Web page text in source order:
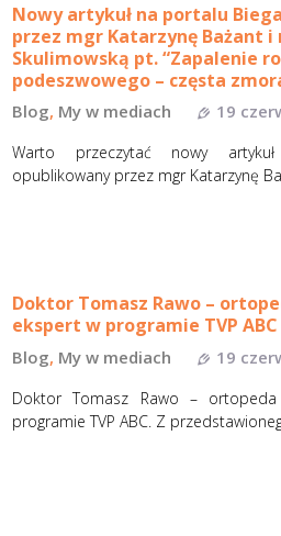
Nowy artykuł na portalu
przez mgr Katarzynę Bażant i
Skulimowską pt. “Zapalenie
podeszwowego – częsta
Blog, My w mediach 19
Warto przeczytać nowy
opublikowany przez mgr Katarzynę
Doktor Tomasz Rawo –
ekspert w programie TVP ABC
Blog, My w mediach 19
Doktor Tomasz Rawo –
programie TVP ABC. Z